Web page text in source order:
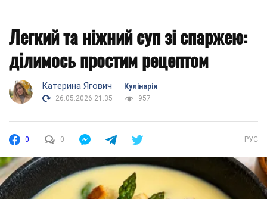
Легкий та ніжний суп зі спаржею:
ділимось простим рецептом
Катерина Ягович
Кулінарія
26.05.2026 21:35
957
0 0 РУС